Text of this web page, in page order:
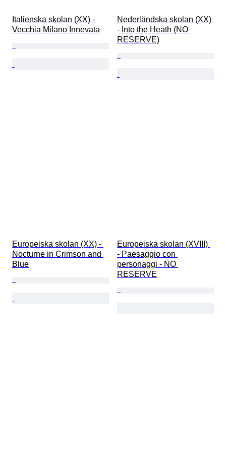
Italienska skolan (XX) -
Vecchia Milano Innevata
Nederländska skolan (XX)
- Into the Heath (NO
RESERVE)
Europeiska skolan (XX) -
Nocturne in Crimson and
Blue
Europeiska skolan (XVIII)
- Paesaggio con
personaggi - NO
RESERVE